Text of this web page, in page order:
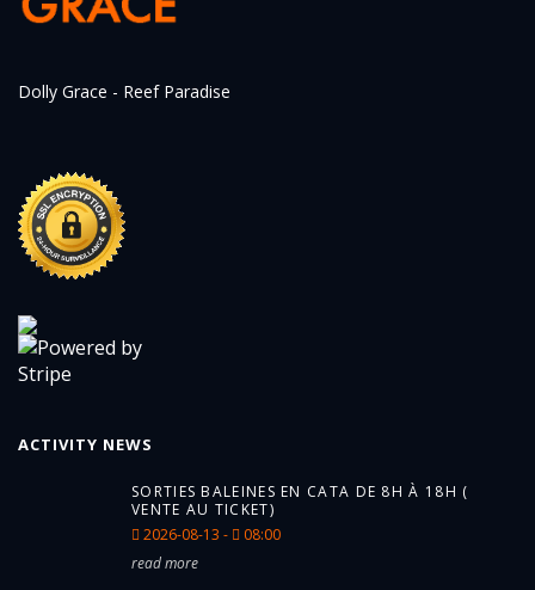
Dolly Grace - Reef Paradise
ACTIVITY NEWS
SORTIES BALEINES EN CATA DE 8H À 18H (
VENTE AU TICKET)
2026-08-13 -
08:00
read more